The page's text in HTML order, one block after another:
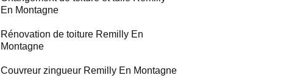
En Montagne
Rénovation de toiture Remilly En
Montagne
Couvreur zingueur Remilly En Montagne